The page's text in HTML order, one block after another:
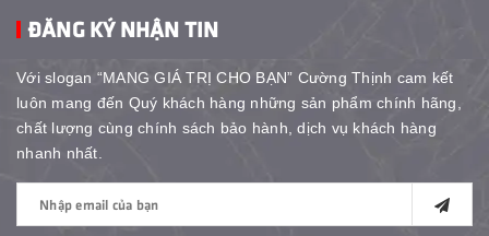
ĐĂNG KÝ NHẬN TIN
Với slogan “MANG GIÁ TRỊ CHO BẠN” Cường Thịnh cam kết
luôn mang đến Quý khách hàng những sản phẩm chính hãng,
chất lượng cùng chính sách bảo hành, dịch vụ khách hàng
nhanh nhất.